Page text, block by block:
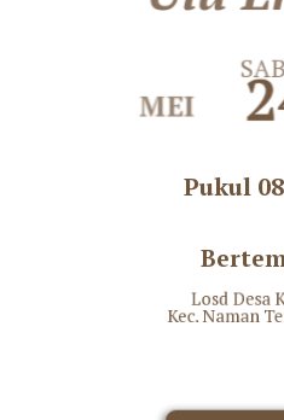
MEI
Pukul
Losd Desa
Kec. Naman